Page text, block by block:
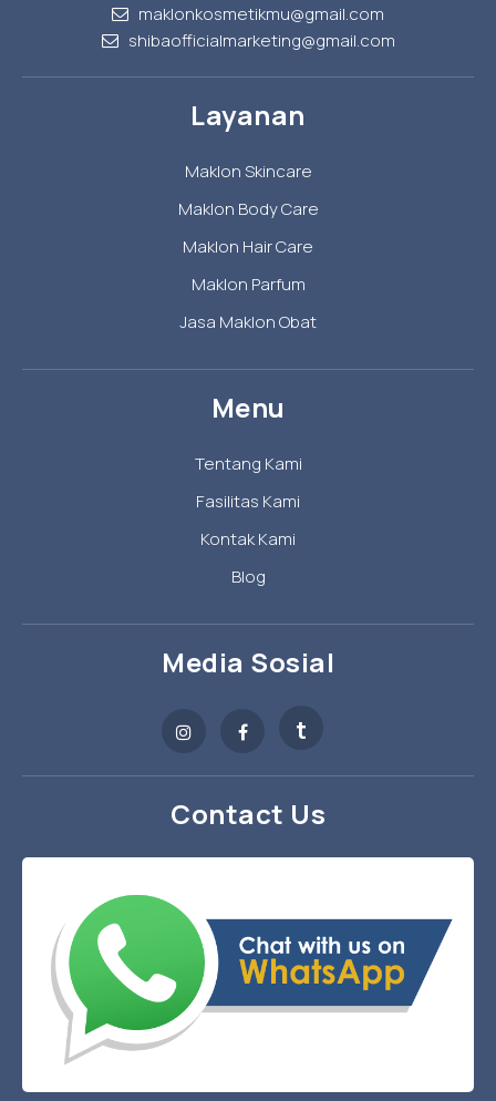
maklonkosmetikmu@gmail.com
shibaofficialmarketing@gmail.com
Layanan
Maklon Skincare
Maklon Body Care
Maklon Hair Care
Maklon Parfum
Jasa Maklon Obat
Menu
Tentang Kami
Fasilitas Kami
Kontak Kami
Blog
Media Sosial
t
Contact Us